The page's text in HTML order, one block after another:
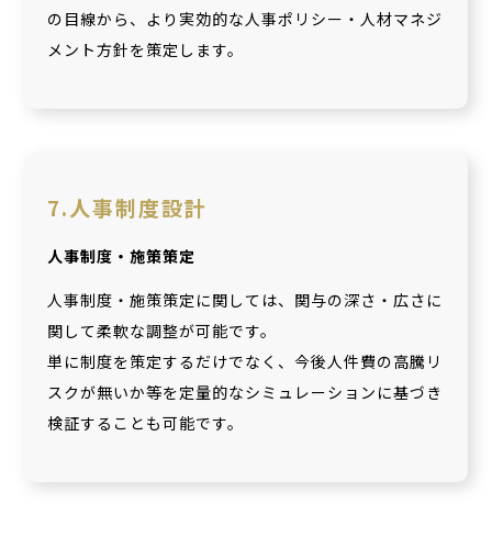
の目線から、より実効的な人事ポリシー・人材マネジ
メント方針を策定します。
7.人事制度設計
人事制度・施策策定
人事制度・施策策定に関しては、関与の深さ・広さに
関して柔軟な調整が可能です。
単に制度を策定するだけでなく、今後人件費の高騰リ
スクが無いか等を定量的なシミュレーションに基づき
検証することも可能です。